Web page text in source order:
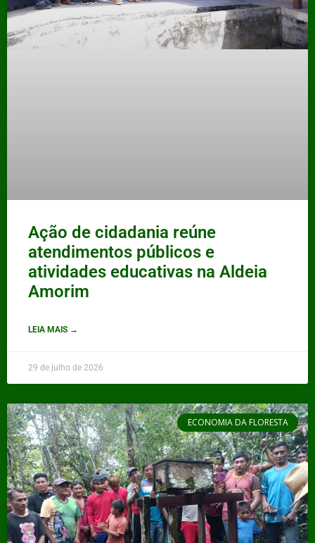
Ação de cidadania reúne
atendimentos públicos e
atividades educativas na Aldeia
Amorim
LEIA MAIS →
29 de julho de 2026
ECONOMIA DA FLORESTA